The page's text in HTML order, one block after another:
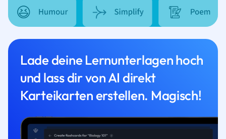
Lade deine Lernunterlagen hoch
und lass dir von AI direkt
Karteikarten erstellen. Magisch!